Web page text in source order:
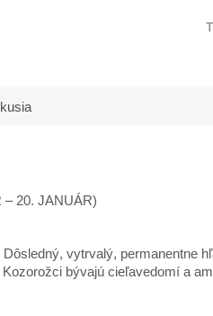
– 20. JANUÁR)
vytrvalý, permanentne
bývajú cieľavedomí a